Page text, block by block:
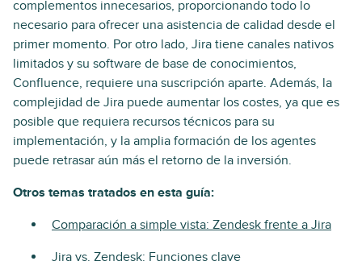
complementos innecesarios, proporcionando todo lo
necesario para ofrecer una asistencia de calidad desde el
primer momento. Por otro lado, Jira tiene canales nativos
limitados y su software de base de conocimientos,
Confluence, requiere una suscripción aparte. Además, la
complejidad de Jira puede aumentar los costes, ya que es
posible que requiera recursos técnicos para su
implementación, y la amplia formación de los agentes
puede retrasar aún más el retorno de la inversión.
Otros temas tratados en esta guía:
Comparación a simple vista: Zendesk frente a Jira
Jira vs. Zendesk: Funciones clave